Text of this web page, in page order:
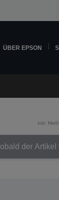
ÜBER EPSON
inkl.
der Artikel